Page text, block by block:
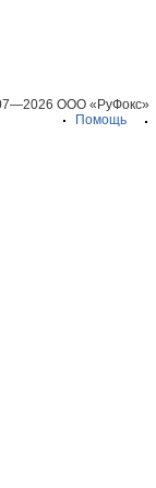
ООО «РуФокс»
Помощь